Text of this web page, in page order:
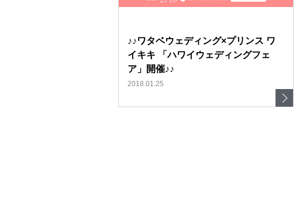
♪♪ワタベウェディング×プリンス ワ
イキキ 「ハワイウェディングフェ
ア」開催♪♪
2018.01.25